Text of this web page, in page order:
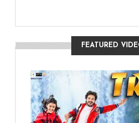
FEATURED